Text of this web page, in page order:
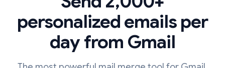
personalized emails per
day from Gmail